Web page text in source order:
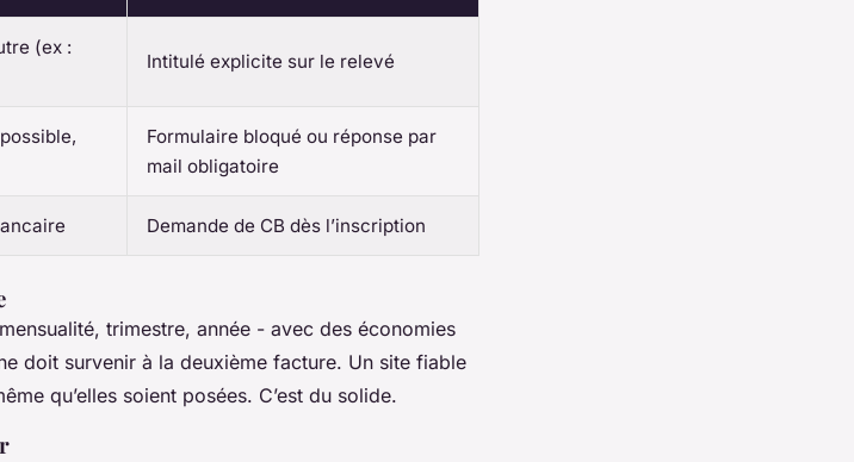
(ex :
Intitulé explicite sur le relevé
Formulaire bloqué ou réponse par
mail obligatoire
Demande de CB dès l’inscription
trimestre, année - avec des économies
doit survenir à la deuxième facture. Un site fiable
qu’elles soient posées. C’est du solide.